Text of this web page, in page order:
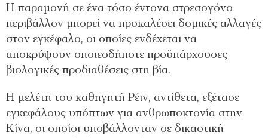
Η παραμονή σε ένα τόσο έντονα στρεσογόνο
περιβάλλον μπορεί να προκαλέσει δομικές αλλαγές
στον εγκέφαλο, οι οποίες ενδέχεται να
αποκρύψουν οποιεσδήποτε προϋπάρχουσες
βιολογικές προδιαθέσεις στη βία.
Η μελέτη του καθηγητή Ρέιν, αντίθετα, εξέτασε
εγκεφάλους υπόπτων για ανθρωποκτονία στην
Κίνα, οι οποίοι υποβάλλονταν σε δικαστική